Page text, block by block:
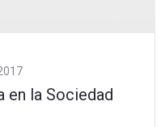
en la Sociedad